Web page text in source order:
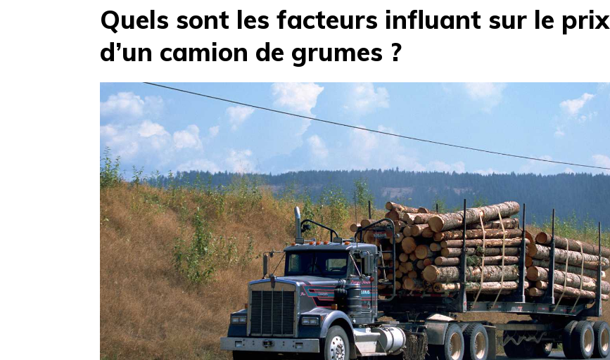
Quels sont les facteurs influant sur le prix
d’un camion de grumes ?